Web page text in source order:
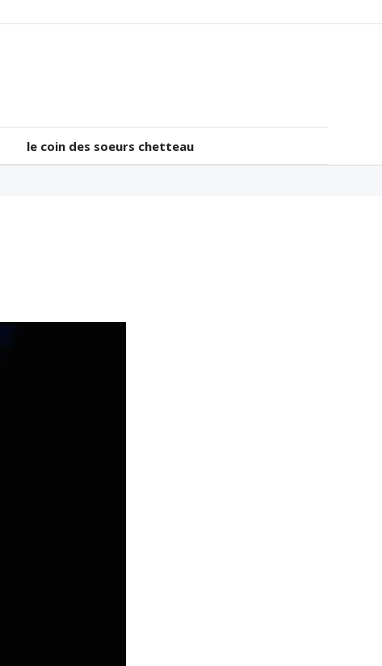
le coin des soeurs chetteau